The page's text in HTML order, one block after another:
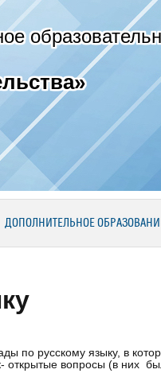
ДОПОЛНИТЕЛЬНОЕ
по русскому языку, в
открытые вопросы (в них